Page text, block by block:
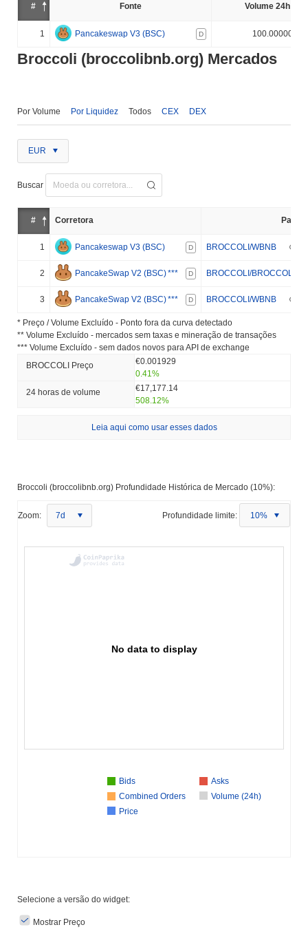
# Fonte Volume 24h (%)
1 Pancakeswap V3 (BSC) D 100.000000%
Broccoli (broccolibnb.org) Mercados
Por Volume Por Liquidez Todos CEX DEX
EUR
Buscar
# Corretora Par
1 Pancakeswap V3 (BSC) D BROCCOLI/WBNB
2 PancakeSwap V2 (BSC)*** D BROCCOLI/BROCCOLI
3 PancakeSwap V2 (BSC)*** D BROCCOLI/WBNB
* Preço / Volume Excluído - Ponto fora da curva detectado
** Volume Excluído - mercados sem taxas e mineração de transações
*** Volume Excluído - sem dados novos para API de exchange
BROCCOLI Preço
€0.001929
0.41%
24 horas de volume
€17,177.14
508.12%
Leia aqui como usar esses dados
Broccoli (broccolibnb.org) Profundidade Histórica de Mercado (10%):
Zoom: 7d Profundidade limite: 10%
No data to display
Bids
Asks
Combined Orders
Volume (24h)
Price
Selecione a versão do widget:
Mostrar Preço